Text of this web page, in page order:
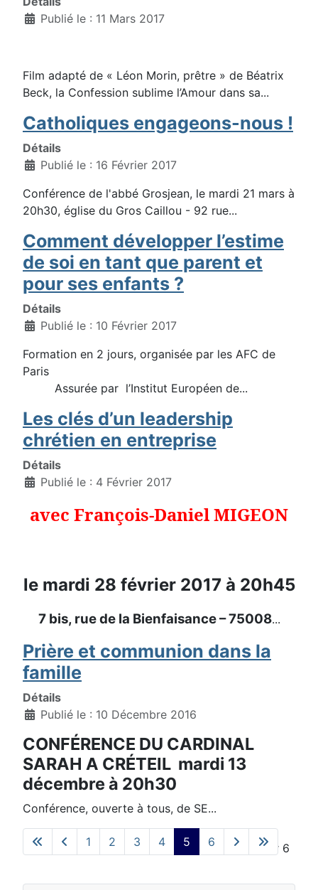
Publié le : 11 Mars 2017
Film adapté de « Léon Morin, prêtre » de Béatrix
Beck, la Confession sublime l’Amour dans sa...
Catholiques engageons-nous !
Détails
Publié le : 16 Février 2017
Conférence de l'abbé Grosjean, le mardi 21 mars à
20h30, église du Gros Caillou - 92 rue...
Comment développer l’estime
de soi en tant que parent et
pour ses enfants ?
Détails
Publié le : 10 Février 2017
Formation en 2 jours, organisée par les AFC de
Paris
Assurée par l’Institut Européen de...
Les clés d’un leadership
chrétien en entreprise
Détails
Publié le : 4 Février 2017
avec François-Daniel MIGEON
le mardi 28 février 2017 à 20h45
7 bis, rue de la Bienfaisance – 75008...
Prière et communion dans la
famille
Détails
Publié le : 10 Décembre 2016
CONFÉRENCE DU CARDINAL
SARAH A CRÉTEIL mardi 13
décembre à 20h30
Conférence, ouverte à tous, de SE...
Page 5 sur 6
1 2 3 4 5 6